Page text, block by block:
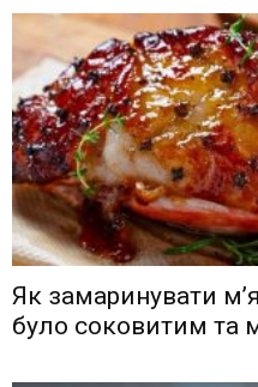
Як замаринувати
було соковитим та